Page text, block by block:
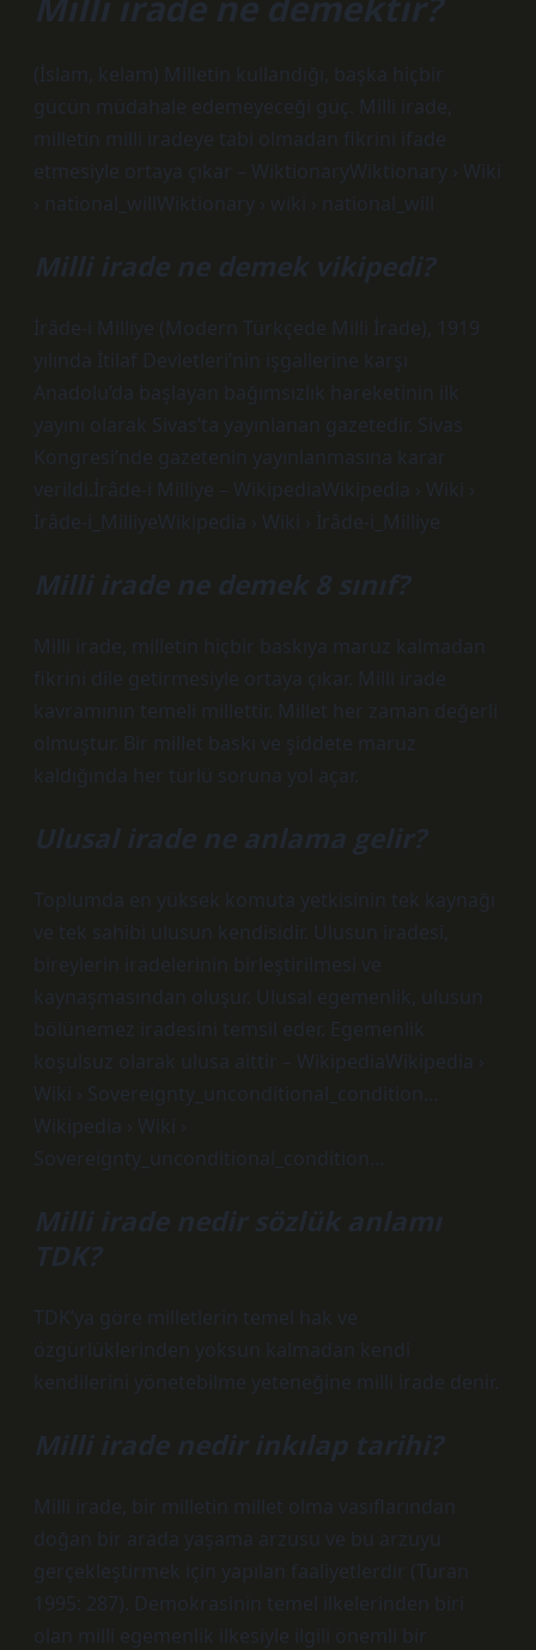
(İslam, kelam) Milletin kullandığı, başka hiçbir
gücün müdahale edemeyeceği güç. Milli irade,
milletin milli iradeye tabi olmadan fikrini ifade
etmesiyle ortaya çıkar – WiktionaryWiktionary › Wiki
› national_willWiktionary › wiki › national_will
Milli irade ne demek vikipedi?
İrâde-i Milliye (Modern Türkçede Milli İrade), 1919
yılında İtilaf Devletleri’nin işgallerine karşı
Anadolu’da başlayan bağımsızlık hareketinin ilk
yayını olarak Sivas’ta yayınlanan gazetedir. Sivas
Kongresi’nde gazetenin yayınlanmasına karar
verildi.İrâde-i Milliye – WikipediaWikipedia › Wiki ›
İrâde-i_MilliyeWikipedia › Wiki › İrâde-i_Milliye
Milli irade ne demek 8 sınıf?
Milli irade, milletin hiçbir baskıya maruz kalmadan
fikrini dile getirmesiyle ortaya çıkar. Milli irade
kavramının temeli millettir. Millet her zaman değerli
olmuştur. Bir millet baskı ve şiddete maruz
kaldığında her türlü soruna yol açar.
Ulusal irade ne anlama gelir?
Toplumda en yüksek komuta yetkisinin tek kaynağı
ve tek sahibi ulusun kendisidir. Ulusun iradesi,
bireylerin iradelerinin birleştirilmesi ve
kaynaşmasından oluşur. Ulusal egemenlik, ulusun
bölünemez iradesini temsil eder. Egemenlik
koşulsuz olarak ulusa aittir – WikipediaWikipedia ›
Wiki › Sovereignty_unconditional_condition…
Wikipedia › Wiki ›
Sovereignty_unconditional_condition…
Milli irade nedir sözlük anlamı
TDK?
TDK’ya göre milletlerin temel hak ve
özgürlüklerinden yoksun kalmadan kendi
kendilerini yönetebilme yeteneğine milli irade denir.
Milli irade nedir inkılap tarihi?
Milli irade, bir milletin millet olma vasıflarından
doğan bir arada yaşama arzusu ve bu arzuyu
gerçekleştirmek için yapılan faaliyetlerdir (Turan
1995: 287). Demokrasinin temel ilkelerinden biri
olan milli egemenlik ilkesiyle ilgili önemli bir